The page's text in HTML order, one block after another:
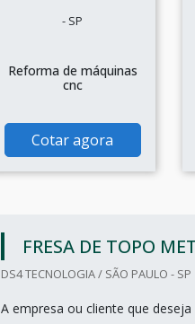
- SP
Reforma de máquinas
cnc
Cotar agora
FRESA DE TOPO
DS4 TECNOLOGIA / SÃO PAULO - SP
A empresa ou cliente que